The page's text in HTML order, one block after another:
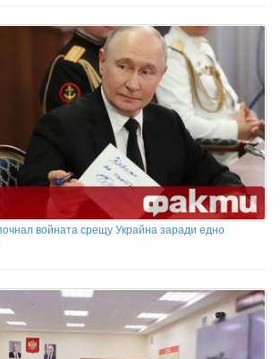
войната срещу Украйна заради едно